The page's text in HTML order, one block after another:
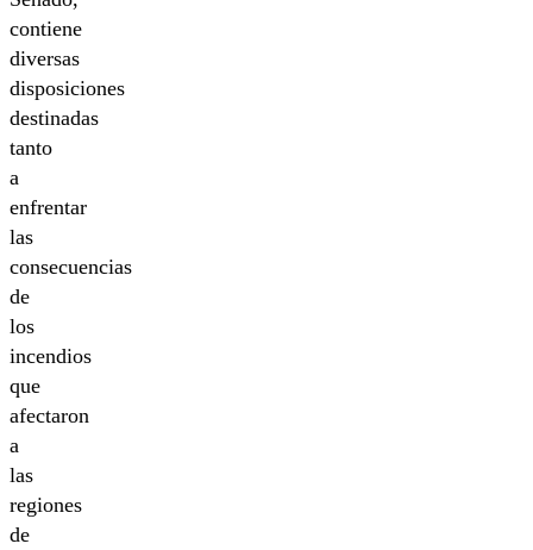
contiene
diversas
disposiciones
destinadas
tanto
a
enfrentar
las
consecuencias
de
los
incendios
que
afectaron
a
las
regiones
de